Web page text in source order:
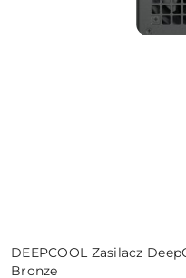
DEEPCOOL Zasilacz
Bronze